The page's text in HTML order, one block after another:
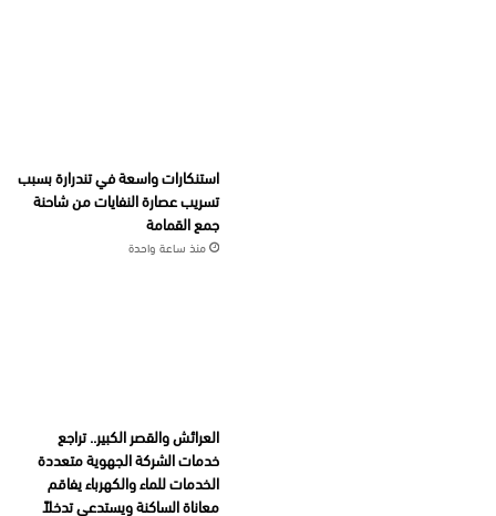
استنكارات واسعة في تندرارة بسبب
تسريب عصارة النفايات من شاحنة
جمع القمامة
منذ ساعة واحدة
العرائش والقصر الكبير.. تراجع
خدمات الشركة الجهوية متعددة
الخدمات للماء والكهرباء يفاقم
معاناة الساكنة ويستدعي تدخلاً